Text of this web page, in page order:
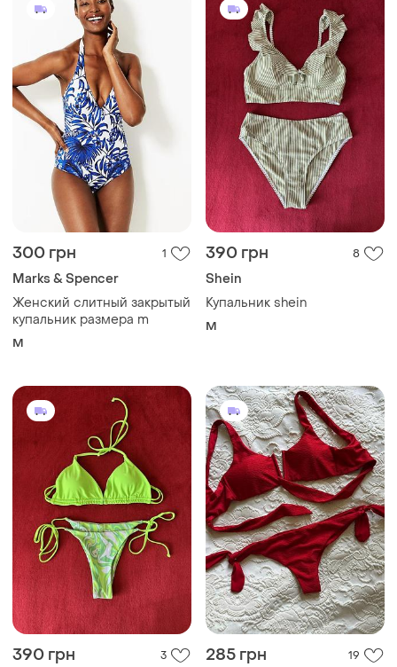
300 грн 1
Marks & Spencer
Женский слитный закрытый
купальник размера m
M
390 грн 8
Shein
Купальник shein
M
390 грн 3 285 грн 19